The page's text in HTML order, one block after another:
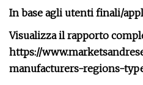
In base agli utenti finali/
Visualizza il rapporto
https://
manufacturers-regions-